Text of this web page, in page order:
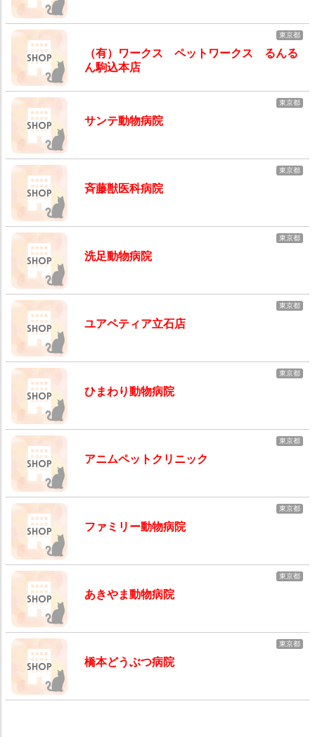
東京都
（有）ワークス ペットワークス るんる
ん駒込本店
東京都
サンテ動物病院
東京都
斉藤獣医科病院
東京都
洗足動物病院
東京都
ユアペティア立石店
東京都
ひまわり動物病院
東京都
アニムペットクリニック
東京都
ファミリー動物病院
東京都
あきやま動物病院
東京都
橋本どうぶつ病院